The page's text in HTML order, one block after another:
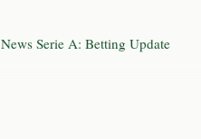
News Serie A: Betting Update